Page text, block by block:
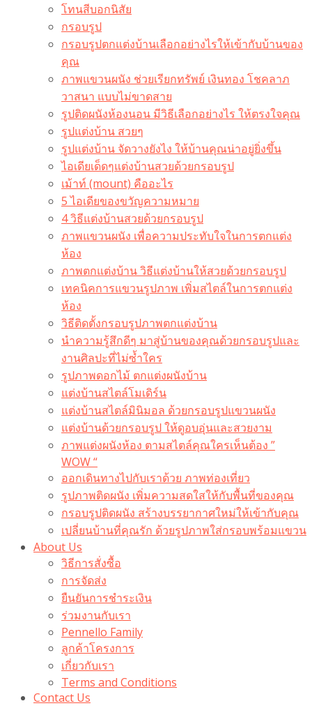
โทนสีบอกนิสัย
กรอบรูป
กรอบรูปตกแต่งบ้านเลือกอย่างไรให้เข้ากับบ้านของ
คุณ
ภาพแขวนผนัง ช่วยเรียกทรัพย์ เงินทอง โชคลาภ
วาสนา แบบไม่ขาดสาย
รูปติดผนังห้องนอน มีวิธีเลือกอย่างไร ให้ตรงใจคุณ
รูปแต่งบ้าน สวยๆ
รูปแต่งบ้าน จัดวางยังไง ให้บ้านคุณน่าอยู่ยิ่งขึ้น
ไอเดียเด็ดๆแต่งบ้านสวยด้วยกรอบรูป
เม้าท์ (mount) คืออะไร​
5 ไอเดียของขวัญความหมาย
4 วิธีแต่งบ้านสวยด้วยกรอบรูป
ภาพแขวนผนัง เพื่อความประทับใจในการตกแต่ง
ห้อง
ภาพตกแต่งบ้าน วิธีแต่งบ้านให้สวยด้วยกรอบรูป
เทคนิคการแขวนรูปภาพ เพิ่มสไตล์ในการตกแต่ง
ห้อง
วิธีติดตั้งกรอบรูปภาพตกแต่งบ้าน
นำความรู้สึกดีๆ มาสู่บ้านของคุณด้วยกรอบรูปและ
งานศิลปะที่ไม่ซ้ำใคร
รูปภาพดอกไม้ ตกแต่งผนังบ้าน
แต่งบ้านสไตล์โมเดิร์น
แต่งบ้านสไตล์มินิมอล ด้วยกรอบรูปแขวนผนัง
แต่งบ้านด้วยกรอบรูป ให้ดูอบอุ่นและสวยงาม
ภาพแต่งผนังห้อง ตามสไตล์คุณใครเห็นต้อง ”
WOW “
ออกเดินทางไปกับเราด้วย ภาพท่องเที่ยว
รูปภาพติดผนัง เพิ่มความสดใสให้กับพื้นที่ของคุณ
กรอบรูปติดผนัง สร้างบรรยากาศใหม่ให้เข้ากับคุณ
เปลี่ยนบ้านที่คุณรัก ด้วยรูปภาพใส่กรอบพร้อมแขวน​
About Us
วิธีการสั่งซื้อ
การจัดส่ง
ยืนยันการชำระเงิน
ร่วมงานกับเรา
Pennello Family
ลูกค้าโครงการ
เกี่ยวกับเรา
Terms and Conditions
Contact Us